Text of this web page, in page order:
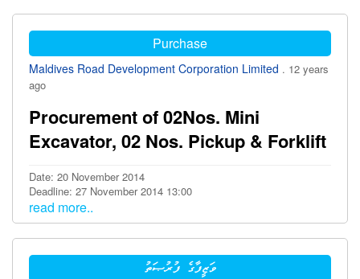
Purchase
Maldives Road Development Corporation Limited . 12 years
ago
Procurement of 02Nos. Mini
Excavator, 02 Nos. Pickup & Forklift
Date: 20 November 2014
Deadline: 27 November 2014 13:00
read more..
ވަޒީފާގެ ފުރުޞަތު